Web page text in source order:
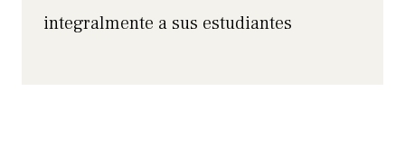
integralmente a sus estudiantes